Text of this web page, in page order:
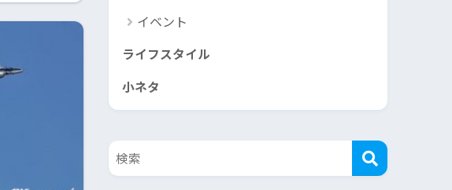
イベント
ライフスタイル
小ネタ